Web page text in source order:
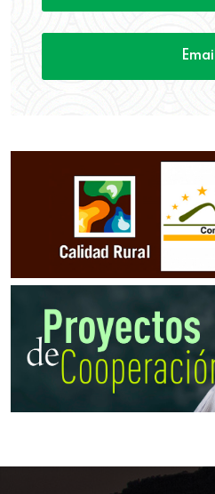
Email